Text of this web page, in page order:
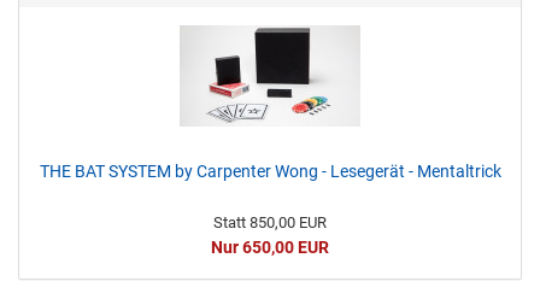
THE BAT SYSTEM by Carpenter Wong - Lesegerät - Mentaltrick
Statt 850,00 EUR
Nur 650,00 EUR